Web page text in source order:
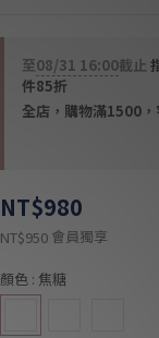
至08/31 16:00截止
件85折
全店，購物滿1500
NT$980
NT$950 會員獨享
顏色 : 焦糖